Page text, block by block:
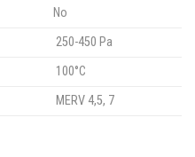
No
250-450 Pa
100°C
MERV 4,5, 7